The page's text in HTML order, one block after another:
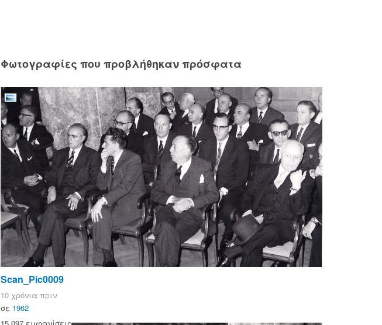
Φωτογραφίες που προβλήθηκαν πρόσφατα
Scan_Pic0009
10 χρόνια πριν
σε 1962